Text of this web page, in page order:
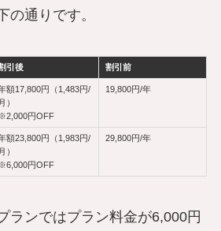
の通りです。
引後 割引前
額17,800円（1,483円/
月）
円OFF
19,800円/年
額23,800円（1,983円/
月）
円OFF
29,800円/年
ランではプラン料金が6,000円